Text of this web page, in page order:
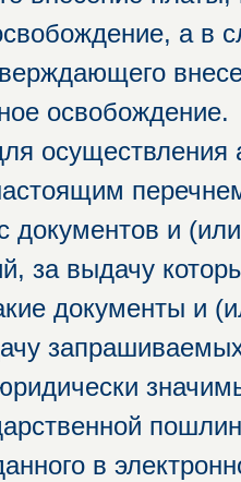
а в
освобождение.
осуществления
документов и
за выдачу
документы и
в